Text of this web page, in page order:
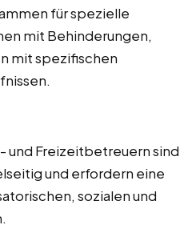
für spezielle
mit Behinderungen,
mit spezifischen
und Freizeitbetreuern sind
und erfordern eine
sozialen und